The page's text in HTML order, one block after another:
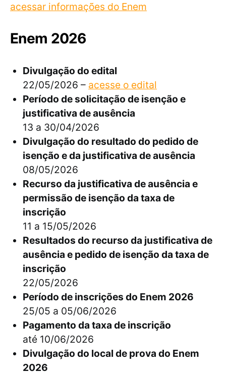
acessar informações do Enem
Enem 2026
Divulgação do edital
22/05/2026 – acesse o edital
Período de solicitação de isenção e
justificativa de ausência
13 a 30/04/2026
Divulgação do resultado do pedido de
isenção e da justificativa de ausência
08/05/2026
Recurso da justificativa de ausência e
permissão de isenção da taxa de
inscrição
11 a 15/05/2026
Resultados do recurso da justificativa de
ausência e pedido de isenção da taxa de
inscrição
22/05/2026
Período de inscrições do Enem 2026
25/05 a 05/06/2026
Pagamento da taxa de inscrição
até 10/06/2026
Divulgação do local de prova do Enem
2026